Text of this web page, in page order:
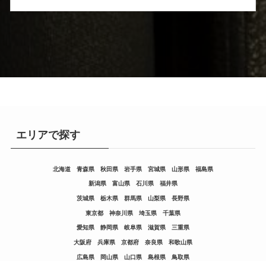
エリアで探す
北海道 青森県 秋田県 岩手県 宮城県 山形県 福島県
新潟県 富山県 石川県 福井県
茨城県 栃木県 群馬県 山梨県 長野県
東京都 神奈川県 埼玉県 千葉県
愛知県 静岡県 岐阜県 滋賀県 三重県
大阪府 兵庫県 京都府 奈良県 和歌山県
広島県 岡山県 山口県 島根県 鳥取県